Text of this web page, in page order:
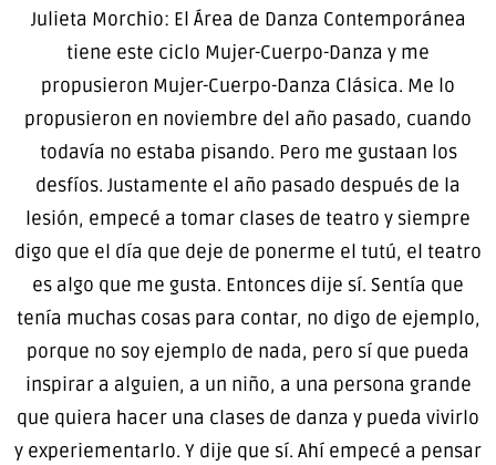
Julieta Morchio: El Área de Danza Contemporánea
tiene este ciclo Mujer-Cuerpo-Danza y me
propusieron Mujer-Cuerpo-Danza Clásica. Me lo
propusieron en noviembre del año pasado, cuando
todavía no estaba pisando. Pero me gustaan los
desfíos. Justamente el año pasado después de la
lesión, empecé a tomar clases de teatro y siempre
digo que el día que deje de ponerme el tutú, el teatro
es algo que me gusta. Entonces dije sí. Sentía que
tenía muchas cosas para contar, no digo de ejemplo,
porque no soy ejemplo de nada, pero sí que pueda
inspirar a alguien, a un niño, a una persona grande
que quiera hacer una clases de danza y pueda vivirlo
y experiementarlo. Y dije que sí. Ahí empecé a pensar